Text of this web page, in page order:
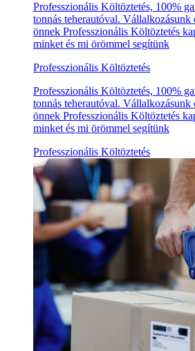
Professzionális Költöztetés, 100%
tonnás teherautóval. Vállalkozásunk
önnek Professzionális Költöztetés
minket és mi örömmel segítünk
Professzionális Költöztetés
Professzionális Költöztetés, 100%
tonnás teherautóval. Vállalkozásunk
önnek Professzionális Költöztetés
minket és mi örömmel segítünk
Professzionális Költöztetés